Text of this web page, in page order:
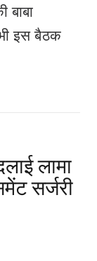
बाबा
इस बैठक
लामा
सर्जरी